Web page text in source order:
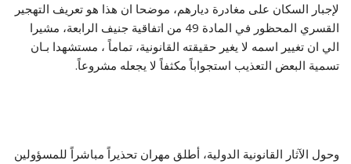
لإجبار السكان على مغادرة ديارهم، موضحا ان هذا هو تعريف التهجير
القسري المحظور في المادة 49 من اتفاقية جنيف الرابعة، مشيرا
الي ان تغيير اسمه لا يغير حقيقته القانونية، تماماً ، مستشهدا بـان
تسمية البعض التعذيب استجواباً مكثفاً لا يجعله مشروعاً.
وحول الآثار القانونية الدولية، أطلق مهران تحذيراً مباشراً للمسؤولين